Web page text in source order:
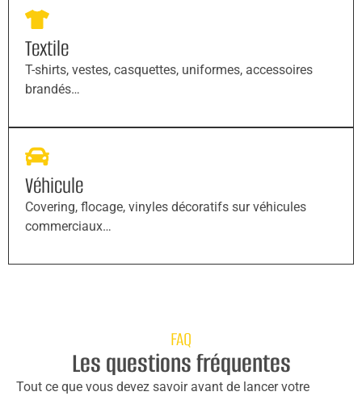
Textile
T-shirts, vestes, casquettes, uniformes, accessoires
brandés…
Véhicule
Covering, flocage, vinyles décoratifs sur véhicules
commerciaux…
FAQ
Les questions fréquentes
Tout ce que vous devez savoir avant de lancer votre